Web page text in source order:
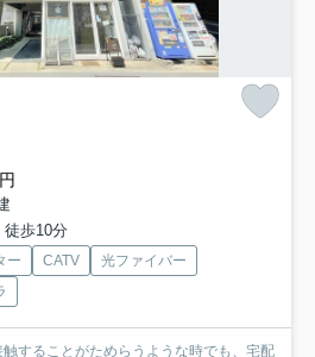
徒歩10分
ー CATV
光ファイバー
することがためらうような時でも、宅配